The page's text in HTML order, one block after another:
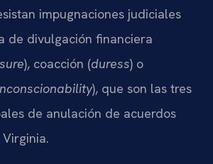
impugnaciones judiciales
de divulgación financiera
), coacción (duress) o
), que son las tres
de anulación de acuerdos